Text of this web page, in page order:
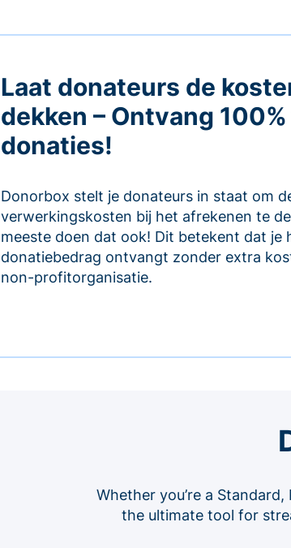
Laat donateurs de
dekken – Ontvang
donaties!
Donorbox stelt je donateurs in staat om
verwerkingskosten bij het afrekenen te
meeste doen dat ook! Dit betekent dat je
donatiebedrag ontvangt zonder extra
non-profitorganisatie.
Whether you’re a
the ultimate tool for